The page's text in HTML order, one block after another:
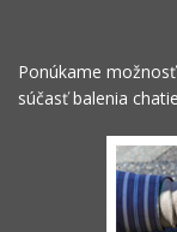
Ponúkame
súčasť balenia